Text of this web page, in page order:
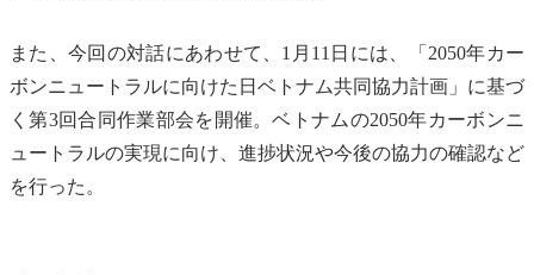
また、今回の対話にあわせて、1月11日には、「2050年カー
ボンニュートラルに向けた日ベトナム共同協力計画」に基づ
く第3回合同作業部会を開催。ベトナムの2050年カーボンニ
ュートラルの実現に向け、進捗状況や今後の協力の確認など
を行った。